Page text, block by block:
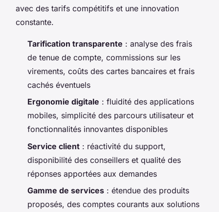
avec des tarifs compétitifs et une innovation
constante.
Tarification transparente : analyse des frais
de tenue de compte, commissions sur les
virements, coûts des cartes bancaires et frais
cachés éventuels
Ergonomie digitale : fluidité des applications
mobiles, simplicité des parcours utilisateur et
fonctionnalités innovantes disponibles
Service client : réactivité du support,
disponibilité des conseillers et qualité des
réponses apportées aux demandes
Gamme de services : étendue des produits
proposés, des comptes courants aux solutions